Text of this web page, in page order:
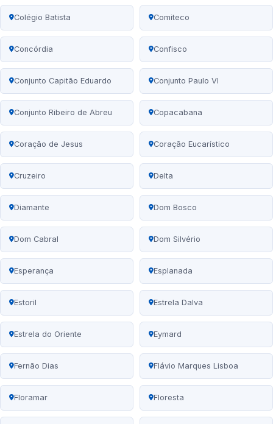
Colégio Batista Comiteco
Concórdia Confisco
Conjunto Capitão Eduardo Conjunto Paulo VI
Conjunto Ribeiro de Abreu Copacabana
Coração de Jesus Coração Eucarístico
Cruzeiro Delta
Diamante Dom Bosco
Dom Cabral Dom Silvério
Esperança Esplanada
Estoril Estrela Dalva
Estrela do Oriente Eymard
Fernão Dias Flávio Marques Lisboa
Floramar Floresta